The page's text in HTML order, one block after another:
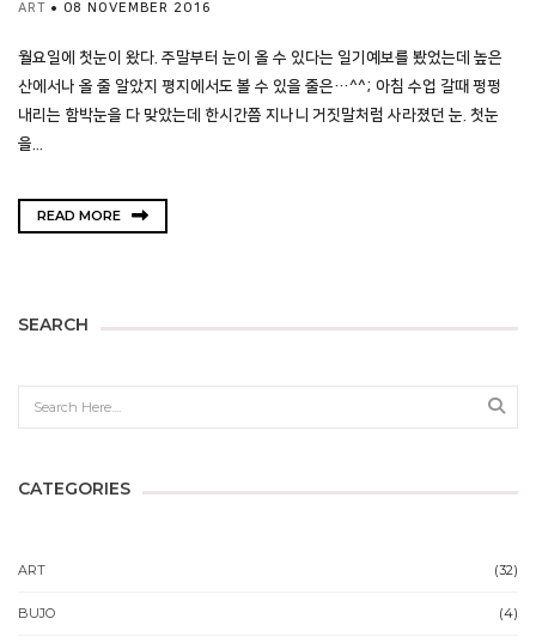
ART 08 NOVEMBER 2016
월요일에 첫눈이 왔다. 주말부터 눈이 올 수 있다는 일기예보를 봤었는데 높은
산에서나 올 줄 알았지 평지에서도 볼 수 있을 줄은…^^; 아침 수업 갈때 펑펑
내리는 함박눈을 다 맞았는데 한시간쯤 지나니 거짓말처럼 사라졌던 눈. 첫눈
을...
READ MORE
SEARCH
CATEGORIES
ART (32)
BUJO (4)